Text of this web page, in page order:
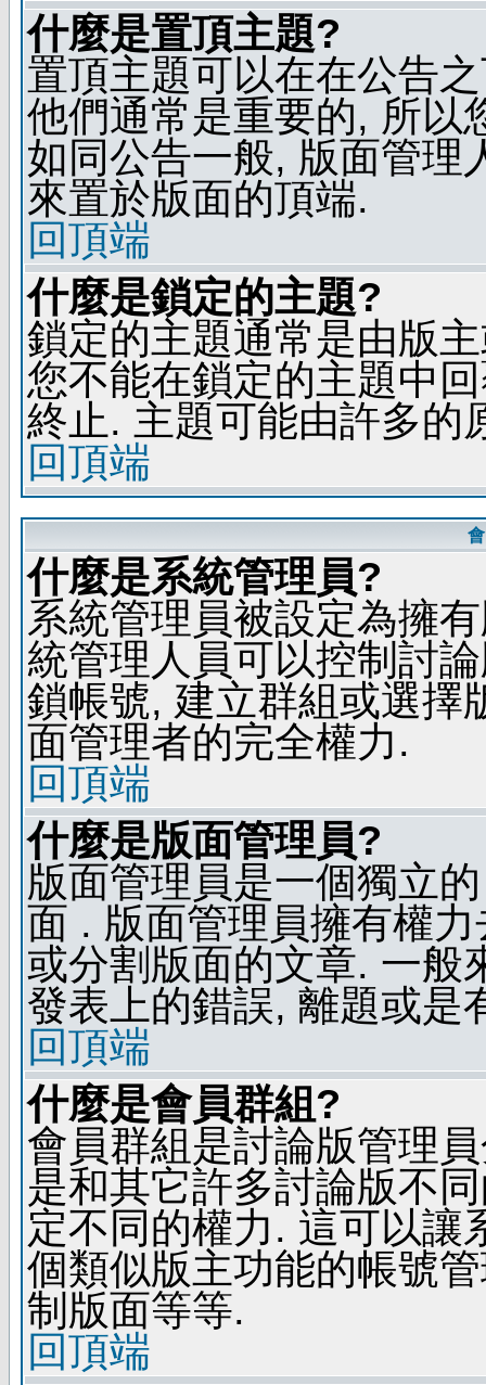
什麼是置頂主題?
置頂主題可以在在公告
他們通常是重要的, 所以
如同公告一般, 版面管理
來置於版面的頂端.
回頂端
什麼是鎖定的主題?
鎖定的主題通常是由版
您不能在鎖定的主題中
終止. 主題可能由許多的
回頂端
什麼是系統管理員?
系統管理員被設定為擁
統管理人員可以控制討
鎖帳號, 建立群組或選擇
面管理者的完全權力.
回頂端
什麼是版面管理員?
版面管理員是一個獨立
面 . 版面管理員擁有權
或分割版面的文章. 一般
發表上的錯誤, 離題或是
回頂端
什麼是會員群組?
會員群組是討論版管理
是和其它許多討論版不
定不同的權力. 這可以讓
個類似版主功能的帳號
制版面等等.
回頂端